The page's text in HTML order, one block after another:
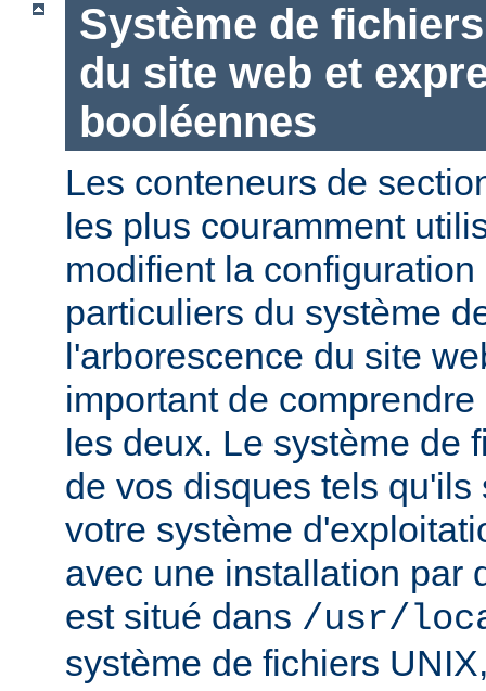
Système de
du site web et
booléennes
Les conteneurs de
les plus couramment
modifient la
particuliers du système
l'arborescence du site
important de
les deux. Le système de
de vos disques tels qu'ils
votre système
avec une installation par
est situé dans /usr/
système de fichiers